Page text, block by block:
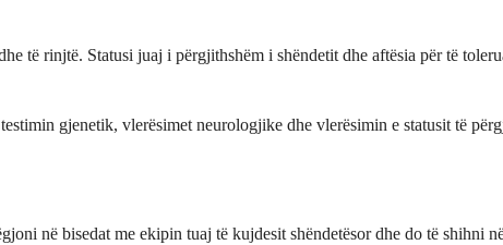
të rinjtë. Statusi juaj i përgjithshëm i shëndetit dhe aftësia për të
gjenetik, vlerësimet neurologjike dhe vlerësimin e statusit të
në bisedat me ekipin tuaj të kujdesit shëndetësor dhe do të shihni